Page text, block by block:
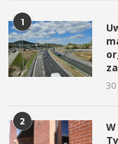
1
30
2